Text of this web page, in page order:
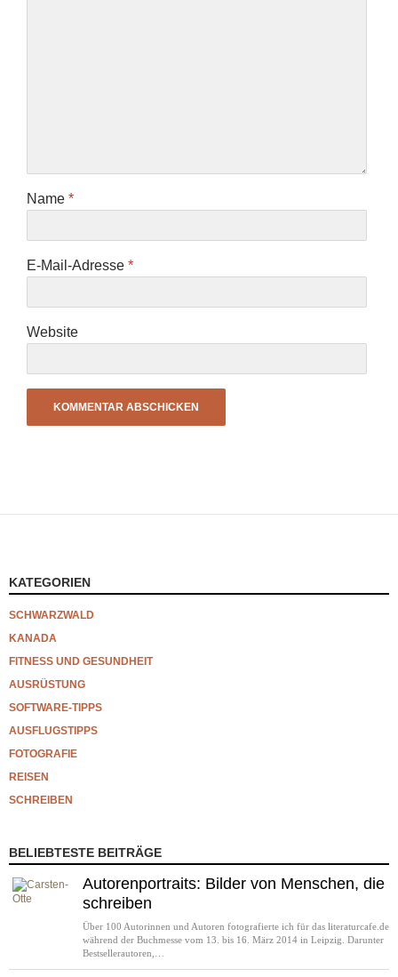
Name *
E-Mail-Adresse *
Website
KATEGORIEN
SCHWARZWALD
KANADA
FITNESS UND GESUNDHEIT
AUSRÜSTUNG
SOFTWARE-TIPPS
AUSFLUGSTIPPS
FOTOGRAFIE
REISEN
SCHREIBEN
BELIEBTESTE BEITRÄGE
Autorenportraits: Bilder von Menschen, die
schreiben
Über 100 Autorinnen und Autoren fotografierte ich für das literaturcafe.de
während der Buchmesse vom 13. bis 16. März 2014 in Leipzig. Darunter
Bestsellerautoren,…